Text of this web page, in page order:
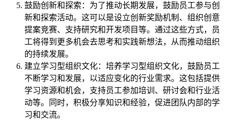
鼓励创新和探索：为了推动长期发展，鼓励员工参与创
新和探索活动。这可以是设立创新奖励机制、组织创意
提案竞赛、支持研究和开发项目等。通过这些方式，员
工将得到更多机会去思考和实践新想法，从而推动组织
的持续发展。
建立学习型组织文化：培养学习型组织文化，鼓励员工
不断学习和发展，以适应变化的行业需求。这包括提供
学习资源和机会，支持员工参加培训、研讨会和行业活
动等。同时，积极分享知识和经验，促进团队内部的学
习和交流。